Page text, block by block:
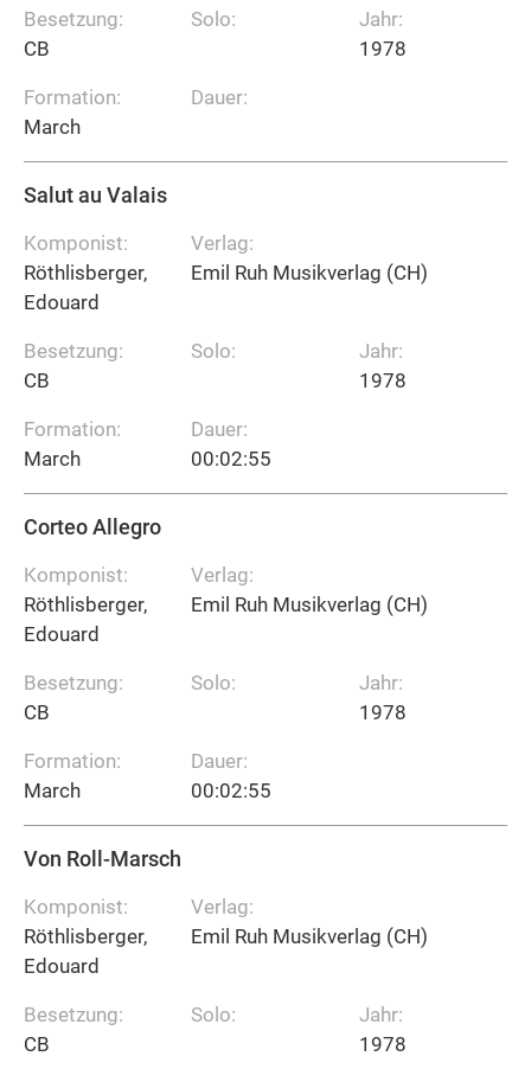
Besetzung:
CB
Formation:
March
Solo:
Dauer:
Jahr:
1978
Salut au Valais
Komponist:
Röthlisberger,
Edouard
Besetzung:
CB
Formation:
March
Verlag:
Emil Ruh Musikverlag (CH)
Solo:
Dauer:
00:02:55
Jahr:
1978
Corteo Allegro
Komponist:
Röthlisberger,
Edouard
Besetzung:
CB
Formation:
March
Verlag:
Emil Ruh Musikverlag (CH)
Solo:
Dauer:
00:02:55
Jahr:
1978
Von Roll-Marsch
Komponist:
Röthlisberger,
Edouard
Besetzung:
CB
Verlag:
Emil Ruh Musikverlag (CH)
Solo:
Jahr:
1978